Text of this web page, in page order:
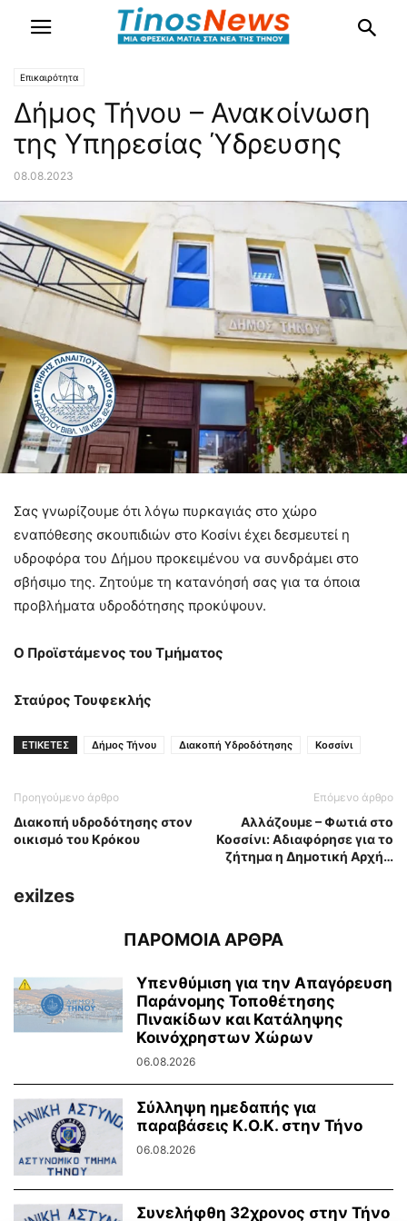
Επικαιρότητα
Δήμος Τήνου – Ανακοίνωση
της Υπηρεσίας Ύδρευσης
08.08.2023
Σας γνωρίζουμε ότι λόγω πυρκαγιάς στο χώρο
εναπόθεσης σκουπιδιών στο Κοσίνι έχει δεσμευτεί η
υδροφόρα του Δήμου προκειμένου να συνδράμει στο
σβήσιμο της. Ζητούμε τη κατανόησή σας για τα όποια
προβλήματα υδροδότησης προκύψουν.
Ο Προϊστάμενος του Τμήματος
Σταύρος Τουφεκλής
ΕΤΙΚΕΤΕΣ Δήμος Τήνου Διακοπή Υδροδότησης Κοσσίνι
Προηγούμενο άρθρο
Διακοπή υδροδότησης στον
οικισμό του Κρόκου
Επόμενο άρθρο
Αλλάζουμε – Φωτιά στο
Κοσσίνι: Αδιαφόρησε για το
ζήτημα η Δημοτική Αρχή…
exilzes
ΠΑΡΟΜΟΙΑ ΑΡΘΡΑ
Υπενθύμιση για την Απαγόρευση
Παράνομης Τοποθέτησης
Πινακίδων και Κατάληψης
Κοινόχρηστων Χώρων
06.08.2026
Σύλληψη ημεδαπής για
παραβάσεις Κ.Ο.Κ. στην Τήνο
06.08.2026
Συνελήφθη 32χρονος στην Τήνο